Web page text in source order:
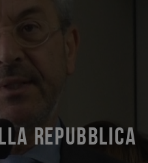
REPUBBLICA